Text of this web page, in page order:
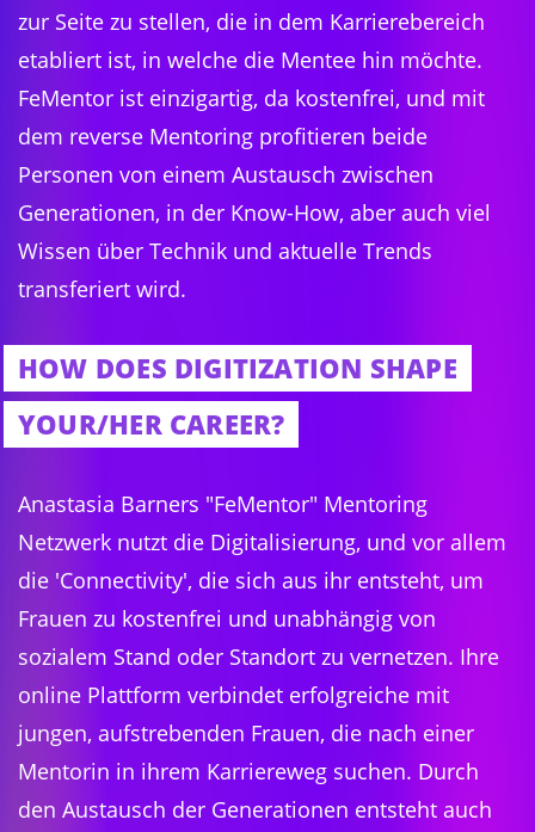
zur Seite zu stellen, die in dem Karrierebereich
etabliert ist, in welche die Mentee hin möchte.
FeMentor ist einzigartig, da kostenfrei, und mit
dem reverse Mentoring profitieren beide
Personen von einem Austausch zwischen
Generationen, in der Know-How, aber auch viel
Wissen über Technik und aktuelle Trends
transferiert wird.
HOW DOES DIGITIZATION SHAPE
YOUR/HER CAREER?
Anastasia Barners "FeMentor" Mentoring
Netzwerk nutzt die Digitalisierung, und vor allem
die 'Connectivity', die sich aus ihr entsteht, um
Frauen zu kostenfrei und unabhängig von
sozialem Stand oder Standort zu vernetzen. Ihre
online Plattform verbindet erfolgreiche mit
jungen, aufstrebenden Frauen, die nach einer
Mentorin in ihrem Karriereweg suchen. Durch
den Austausch der Generationen entsteht auch